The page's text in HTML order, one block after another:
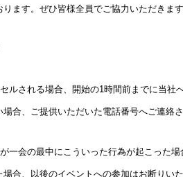
ます。ぜひ皆様全員でご協力いただきます
ルされる場合、開始の1時間前までに当社
合、ご提供いただいた電話番号へご連絡
一会の最中にこういった行為が起こった
合、以後のイベントへの参加はお断りい